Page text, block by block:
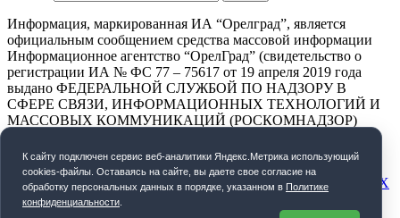
Информация, маркированная ИА “Орелград”, является
официальным сообщением средства массовой информации
Информационное агентство “ОрелГрад” (свидетельство о
регистрации ИА № ФС 77 – 75617 от 19 апреля 2019 года
выдано ФЕДЕРАЛЬНОЙ СЛУЖБОЙ ПО НАДЗОРУ В
СФЕРЕ СВЯЗИ, ИНФОРМАЦИОННЫХ ТЕХНОЛОГИЙ И
МАССОВЫХ КОММУНИКАЦИЙ (РОСКОМНАДЗОР)
ПОЛИТИКА КОНФИДЕНЦИАЛЬНОСТИ
СОГЛАСИЕ НА ОБРАБОТКУ ПЕРСОНАЛЬНЫХ ДАННЫХ
К cайту подключен сервис веб-аналитики Яндекс.Метрика использующий
cookies-файлы. Оставаясь на сайте, вы даете свое согласие на
обработку персональных данных в порядке, указанном в Политике
конфиденциальности